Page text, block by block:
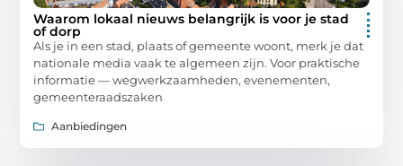
Waarom lokaal nieuws belangrijk is voor je stad
of dorp
Als je in een stad, plaats of gemeente woont, merk je dat
nationale media vaak te algemeen zijn. Voor praktische
informatie — wegwerkzaamheden, evenementen,
gemeenteraadszaken
Aanbiedingen